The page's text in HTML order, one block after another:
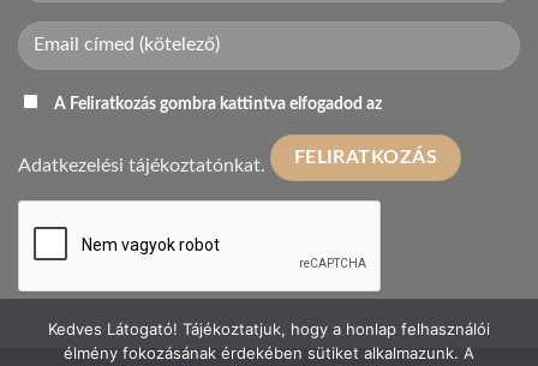
A Feliratkozás gombra kattintva elfogadod az
Adatkezelési tájékoztatónkat.
Kedves Látogató! Tájékoztatjuk, hogy a honlap felhasználói
élmény fokozásának érdekében sütiket alkalmazunk. A